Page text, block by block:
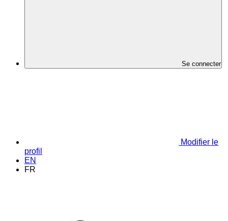
Se connecter
Modifier le
profil
EN
FR